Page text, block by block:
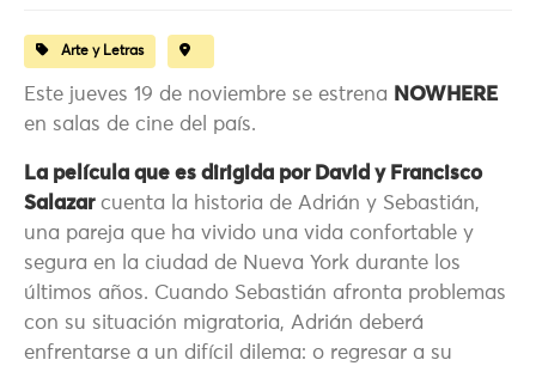
Arte y Letras
Este jueves 19 de noviembre se estrena NOWHERE
en salas de cine del país.
La película que es dirigida por David y Francisco
Salazarcuenta la historia de Adrián y Sebastián,
una pareja que ha vivido una vida confortable y
segura en la ciudad de Nueva York durante los
últimos años. Cuando Sebastián afronta problemas
con su situación migratoria, Adrián deberá
enfrentarse a un difícil dilema: o regresar a su